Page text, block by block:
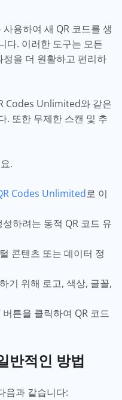
용하여 새 QR 코드를 생
다. 이러한 도구는 모든
을 더 원활하고 편리하
Codes Unlimited와 같은
. 또한 무제한 스캔 및 추
.
Codes Unlimited로 이
하려는 동적 QR 코드 유
콘텐츠 또는 데이터 정
기 위해 로고, 색상, 글꼴,
튼을 클릭하여 QR 코드
반적인 방법
음과 같습니다: